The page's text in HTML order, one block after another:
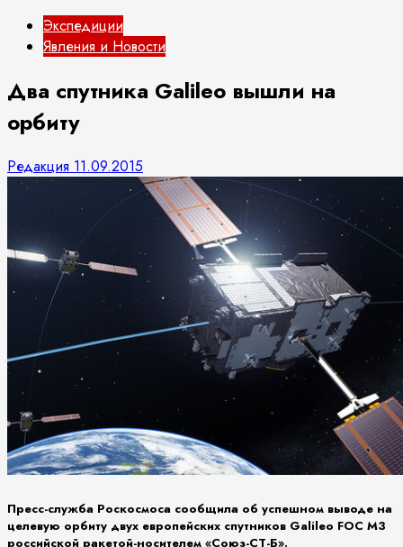
Экспедиции
Явления и Новости
Два спутника Galileo вышли на
орбиту
Редакция 11.09.2015
Пресс-служба Роскосмоса сообщила об успешном выводе на
целевую орбиту двух европейских спутников Galileo FOC М3
российской ракетой-носителем «Союз-СТ-Б».